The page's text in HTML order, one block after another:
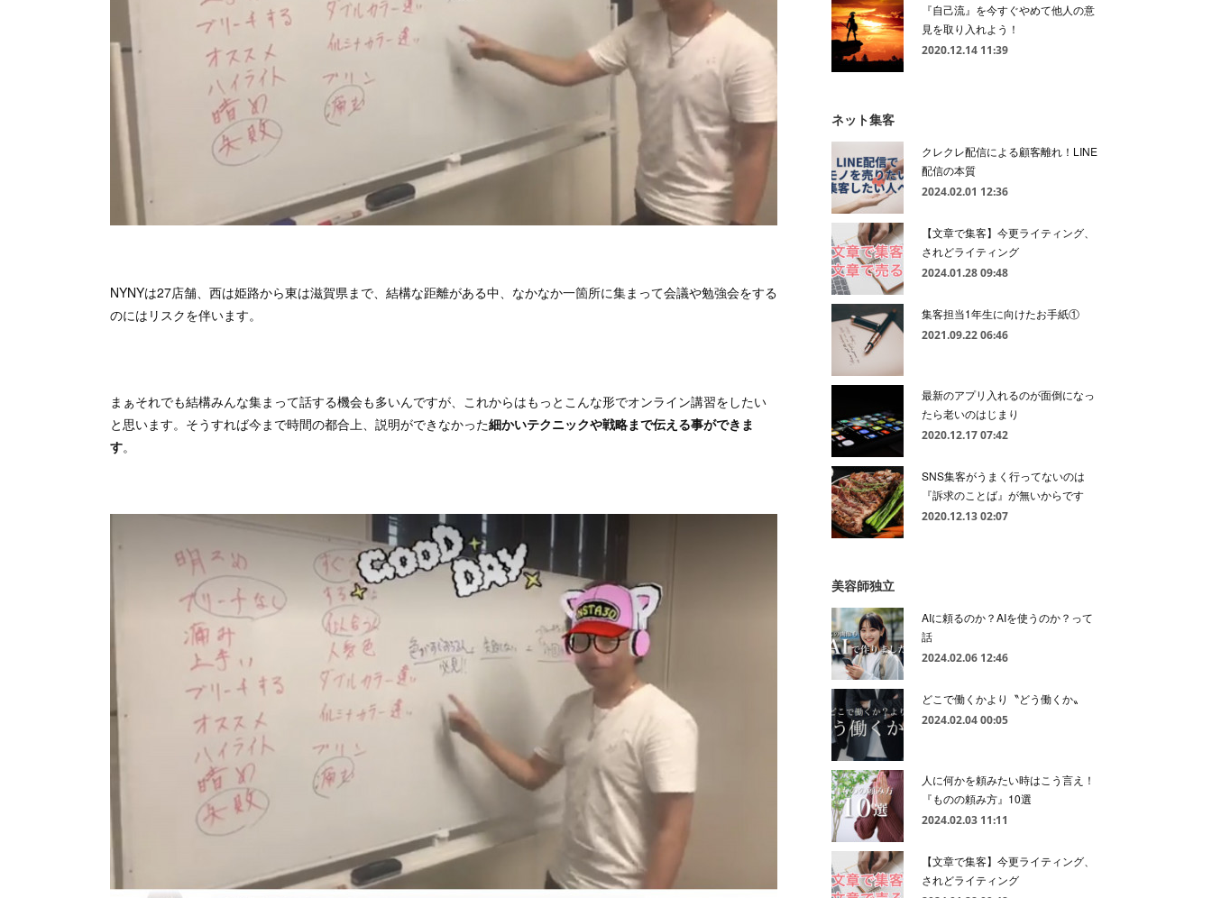
NYNYは27店舗、西は姫路から東は滋賀県まで、結構な距離がある中、なかなか一箇所に集まって会議や勉強会をする
のにはリスクを伴います。
まぁそれでも結構みんな集まって話する機会も多いんですが、これからはもっとこんな形でオンライン講習をしたい
と思います。そうすれば今まで時間の都合上、説明ができなかった細かいテクニックや戦略まで伝える事ができま
す。
『自己流』を今すぐやめて他人の意
見を取り入れよう！
2020.12.14 11:39
ネット集客
クレクレ配信による顧客離れ！LINE
配信の本質
2024.02.01 12:36
【文章で集客】今更ライティング、
されどライティング
2024.01.28 09:48
集客担当1年生に向けたお手紙①
2021.09.22 06:46
最新のアプリ入れるのが面倒になっ
たら老いのはじまり
2020.12.17 07:42
SNS集客がうまく行ってないのは
『訴求のことば』が無いからです
2020.12.13 02:07
美容師独立
AIに頼るのか？AIを使うのか？って
話
2024.02.06 12:46
どこで働くかより〝どう働くか〟
2024.02.04 00:05
人に何かを頼みたい時はこう言え！
『ものの頼み方』10選
2024.02.03 11:11
【文章で集客】今更ライティング、
されどライティング